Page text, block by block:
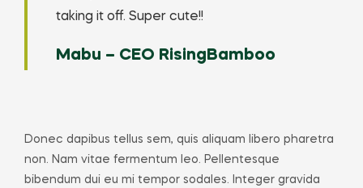
taking it off. Super cute!!
Mabu – CEO RisingBamboo
Donec dapibus tellus sem, quis aliquam libero pharetra
non. Nam vitae fermentum leo. Pellentesque
bibendum dui eu mi tempor sodales. Integer gravida